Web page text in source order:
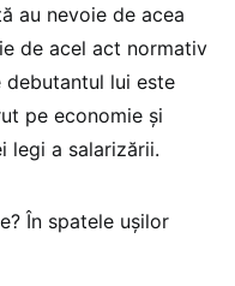
au nevoie de acea
de acel act normativ
debutantul lui este
pe economie și
legi a salarizării.
În spatele ușilor